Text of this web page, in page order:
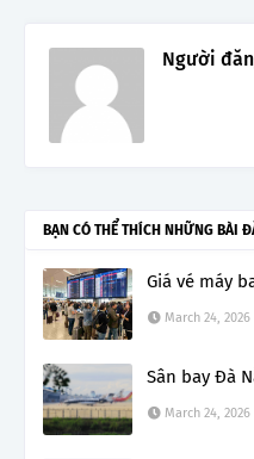
Người
BẠN CÓ THỂ THÍCH NHỮNG BÀI
Giá vé máy
March 24, 2026
Sân bay Đà
March 24, 2026